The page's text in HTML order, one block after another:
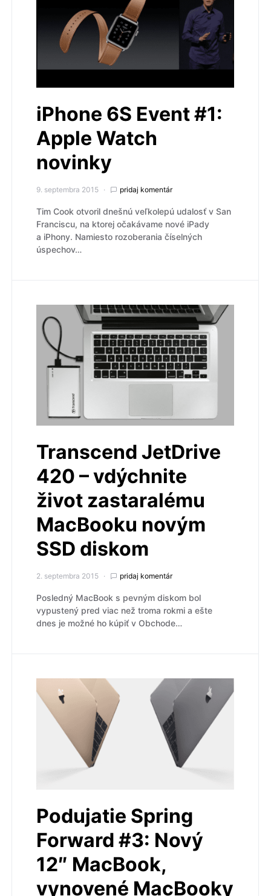
iPhone 6S Event #1:
Apple Watch
novinky
9. septembra 2015 pridaj komentár
Tim Cook otvoril dnešnú veľkolepú udalosť v San
Franciscu, na ktorej očakávame nové iPady
a iPhony. Namiesto rozoberania číselných
úspechov…
Transcend JetDrive
420 – vdýchnite
život zastaralému
MacBooku novým
SSD diskom
2. septembra 2015 pridaj komentár
Posledný MacBook s pevným diskom bol
vypustený pred viac než troma rokmi a ešte
dnes je možné ho kúpiť v Obchode…
Podujatie Spring
Forward #3: Nový
12″ MacBook,
vynovené MacBooky